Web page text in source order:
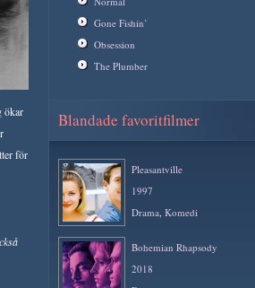
ökar
för
Gone Fishin’
Obsession
The Plumber
Blandade favoritfilmer
Pleasantville
1997
Drama, Komedi
Bohemian Rhapsody
2018